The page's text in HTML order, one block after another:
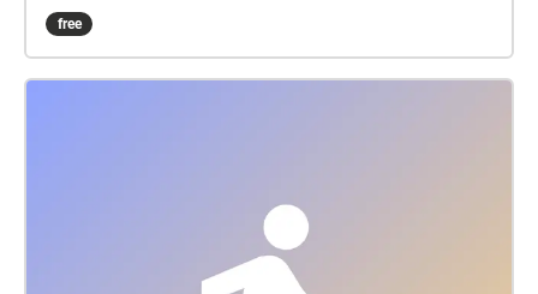
Intendant Hellmer ein Dorn im Auge. Lange trotzte
das erfolgreiche Theater allen Versuchen, es in den
kulturellen und jüdischen Orten in unserer Zeit.
Audiowalk in 2 Teilen. Im Frankfurt Westend und in
der Innenstadt Frankfurt am Main. VON & MIT
free